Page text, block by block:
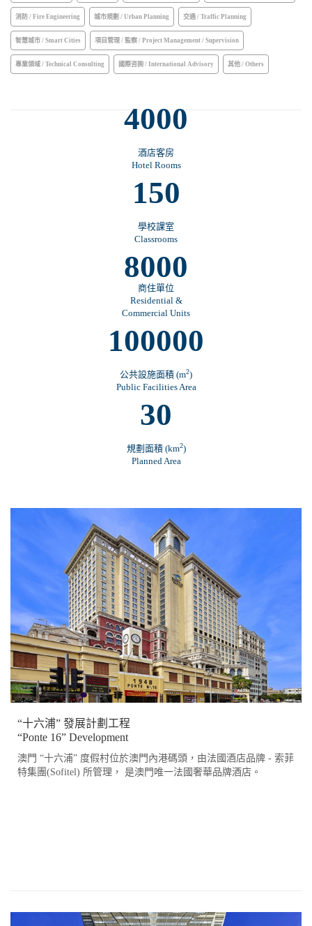
消防 / Fire Engineering 城市規劃 / Urban Planning 交通 / Traffic Planning
智慧城市 / Smart Cities 項目管理 / 監察 / Project Management / Supervision
專業領域 / Technical Consulting 國際咨詢 / International Advisory 其他 / Others
4000
酒店客房
Hotel Rooms
150
學校課室
Classrooms
8000
商住單位
Residential &
Commercial Units
100000
公共設施面積 (m2)
Public Facilities Area
30
規劃面積 (km2)
Planned Area
“十六浦” 發展計劃工程
“Ponte 16” Development
澳門 “十六浦” 度假村位於澳門內港碼頭，由法國酒店品牌 - 索菲
特集團(Sofitel) 所管理， 是澳門唯一法國奢華品牌酒店。